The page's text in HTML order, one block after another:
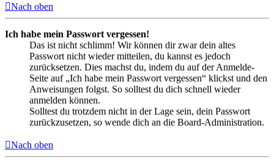
Nach oben
Ich habe mein Passwort vergessen!
Das ist nicht schlimm! Wir können dir zwar dein altes
Passwort nicht wieder mitteilen, du kannst es jedoch
zurücksetzen. Dies machst du, indem du auf der Anmelde-
Seite auf „Ich habe mein Passwort vergessen“ klickst und den
Anweisungen folgst. So solltest du dich schnell wieder
anmelden können.
Solltest du trotzdem nicht in der Lage sein, dein Passwort
zurückzusetzen, so wende dich an die Board-Administration.
Nach oben